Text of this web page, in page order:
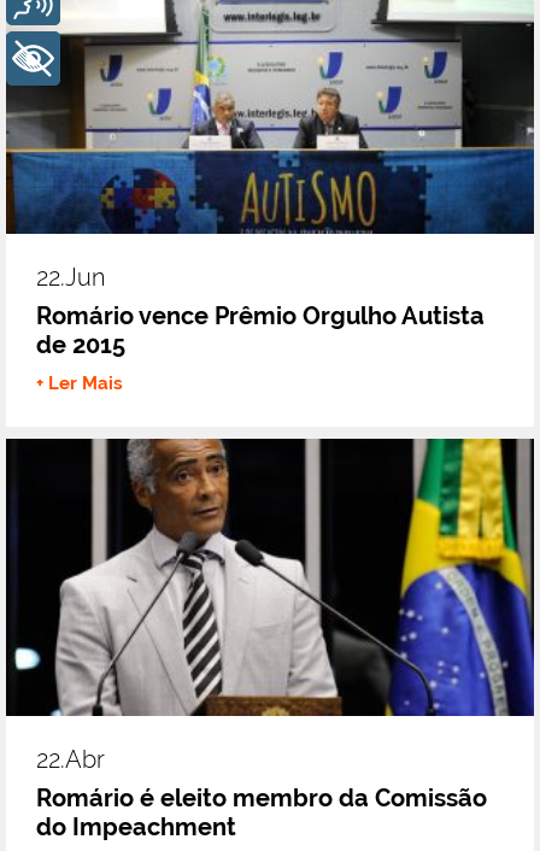
22.jun
Romário vence Prêmio Orgulho Autista
de 2015
+ Ler Mais
22.abr
Romário é eleito membro da Comissão
do Impeachment
+ Acessibilidade